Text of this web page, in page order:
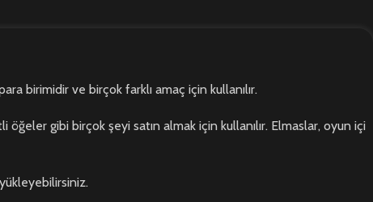
birimidir ve birçok farklı amaç için kullanılır.
gibi birçok şeyi satın almak için kullanılır. Elmaslar, oyun içi